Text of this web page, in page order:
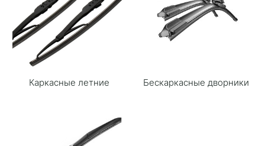
Каркасные летние Бескаркасные дворники